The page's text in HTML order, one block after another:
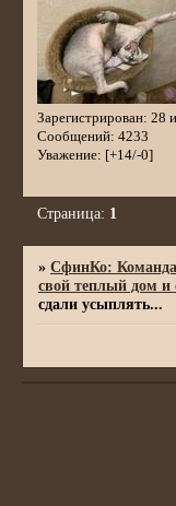
Зарегистрирован: 28
Сообщений: 4233
Уважение: [+14/-0]
Страница: 1
»СфинКо:
свой теплый дом и
сдали усыплять...